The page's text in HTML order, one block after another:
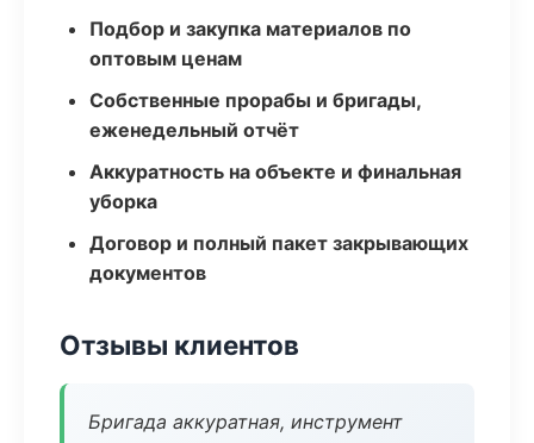
Подбор и закупка материалов по
оптовым ценам
Собственные прорабы и бригады,
еженедельный отчёт
Аккуратность на объекте и финальная
уборка
Договор и полный пакет закрывающих
документов
Отзывы клиентов
Бригада аккуратная, инструмент